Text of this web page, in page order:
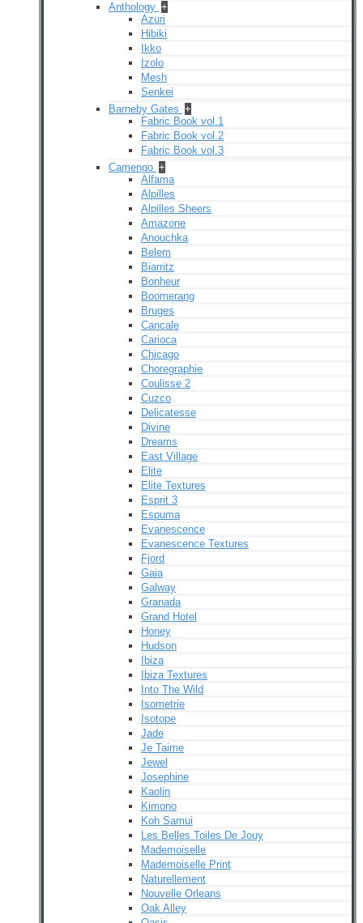
Anthology +
Azuri
Hibiki
Ikko
Izolo
Mesh
Senkei
Barneby Gates +
Fabric Book vol.1
Fabric Book vol.2
Fabric Book vol.3
Camengo +
Alfama
Alpilles
Alpilles Sheers
Amazone
Anouchka
Belem
Biarritz
Bonheur
Boomerang
Bruges
Cancale
Carioca
Chicago
Choregraphie
Coulisse 2
Cuzco
Delicatesse
Divine
Dreams
East Village
Elite
Elite Textures
Esprit 3
Espuma
Evanescence
Evanescence Textures
Fjord
Gaia
Galway
Granada
Grand Hotel
Honey
Hudson
Ibiza
Ibiza Textures
Into The Wild
Isometrie
Isotope
Jade
Je Taime
Jewel
Josephine
Kaolin
Kimono
Koh Samui
Les Belles Toiles De Jouy
Mademoiselle
Mademoiselle Print
Naturellement
Nouvelle Orleans
Oak Alley